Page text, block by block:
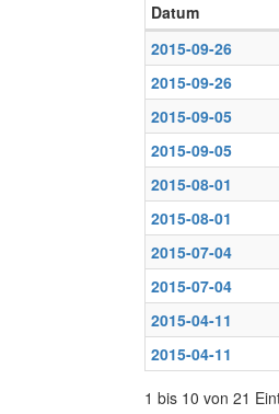
Datum
2015-09-26
2015-09-26
2015-09-05
2015-09-05
2015-08-01
2015-08-01
2015-07-04
2015-07-04
2015-04-11
2015-04-11
1 bis 10 von 21